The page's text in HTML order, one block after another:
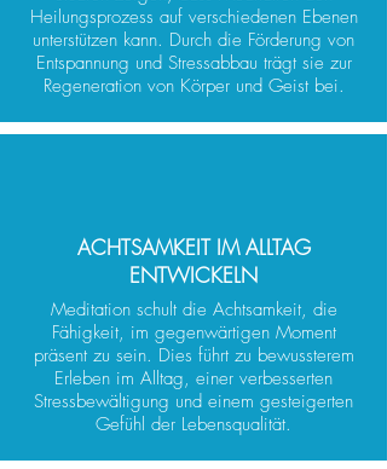
Heilungsprozess auf verschiedenen Ebenen
unterstützen kann. Durch die Förderung von
Entspannung und Stressabbau trägt sie zur
Regeneration von Körper und Geist bei.
ACHTSAMKEIT IM ALLTAG
ENTWICKELN
Meditation schult die Achtsamkeit, die
Fähigkeit, im gegenwärtigen Moment
präsent zu sein. Dies führt zu bewussterem
Erleben im Alltag, einer verbesserten
Stressbewältigung und einem gesteigerten
Gefühl der Lebensqualität.